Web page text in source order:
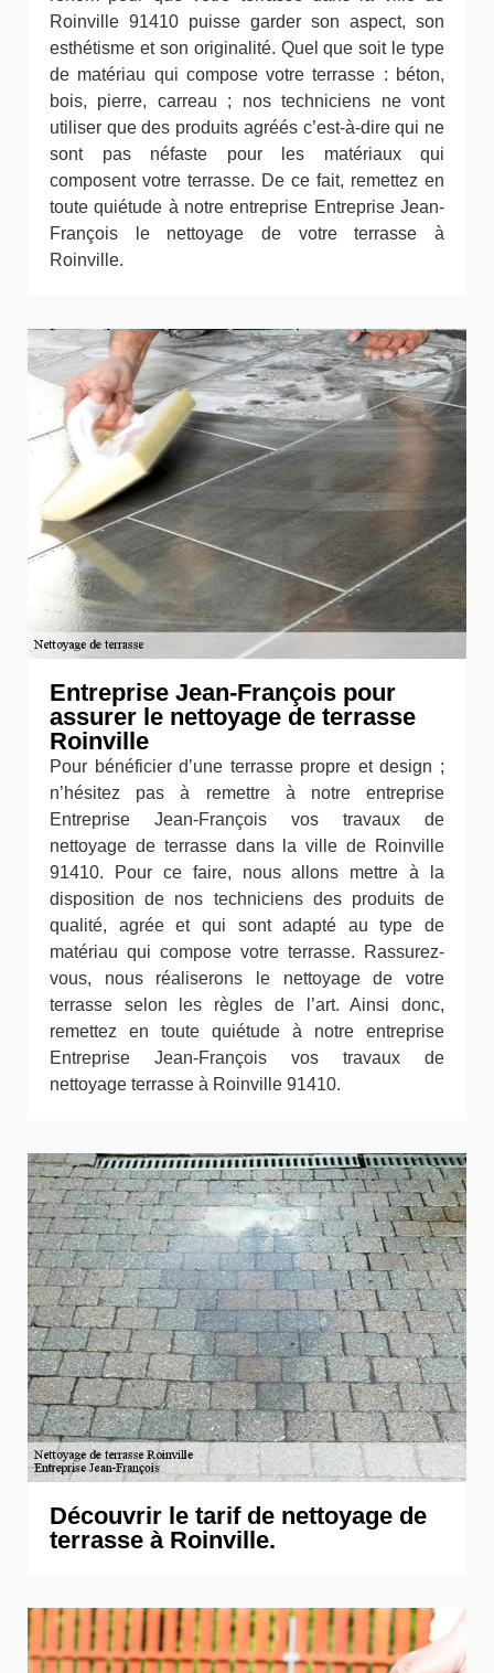
Roinville 91410 puisse garder son aspect, son
esthétisme et son originalité. Quel que soit le type
de matériau qui compose votre terrasse : béton,
bois, pierre, carreau ; nos techniciens ne vont
utiliser que des produits agréés c’est-à-dire qui ne
sont pas néfaste pour les matériaux qui
composent votre terrasse. De ce fait, remettez en
toute quiétude à notre entreprise Entreprise Jean-
François le nettoyage de votre terrasse à
Roinville.
Entreprise Jean-François pour
assurer le nettoyage de terrasse
Roinville
Pour bénéficier d’une terrasse propre et design ;
n’hésitez pas à remettre à notre entreprise
Entreprise Jean-François vos travaux de
nettoyage de terrasse dans la ville de Roinville
91410. Pour ce faire, nous allons mettre à la
disposition de nos techniciens des produits de
qualité, agrée et qui sont adapté au type de
matériau qui compose votre terrasse. Rassurez-
vous, nous réaliserons le nettoyage de votre
terrasse selon les règles de l’art. Ainsi donc,
remettez en toute quiétude à notre entreprise
Entreprise Jean-François vos travaux de
nettoyage terrasse à Roinville 91410.
Découvrir le tarif de nettoyage de
terrasse à Roinville.